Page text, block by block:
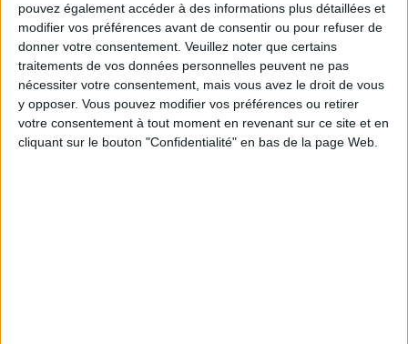
pouvez également accéder à des informations plus détaillées et
modifier vos préférences avant de consentir ou pour refuser de
donner votre consentement. Veuillez noter que certains
traitements de vos données personnelles peuvent ne pas
nécessiter votre consentement, mais vous avez le droit de vous
y opposer. Vous pouvez modifier vos préférences ou retirer
votre consentement à tout moment en revenant sur ce site et en
cliquant sur le bouton "Confidentialité" en bas de la page Web.